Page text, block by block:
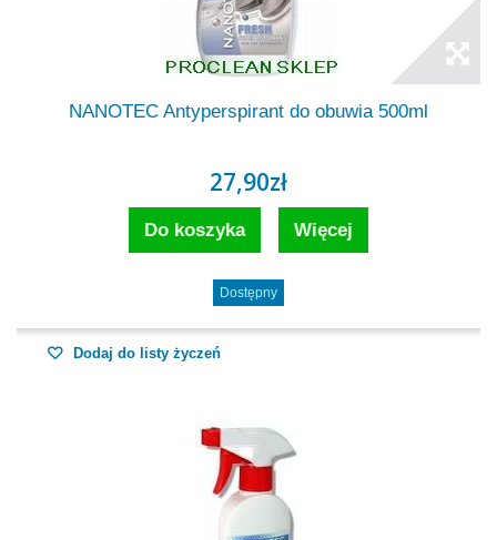
NANOTEC Antyperspirant do obuwia 500ml
27,90zł
Do koszyka Więcej
Dostępny
Dodaj do listy życzeń